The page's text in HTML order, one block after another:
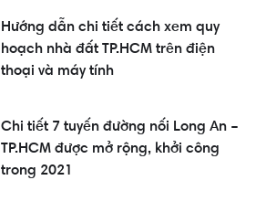
Hướng dẫn chi tiết cách xem quy
hoạch nhà đất TP.HCM trên điện
thoại và máy tính
Chi tiết 7 tuyến đường nối Long An –
TP.HCM được mở rộng, khởi công
trong 2021